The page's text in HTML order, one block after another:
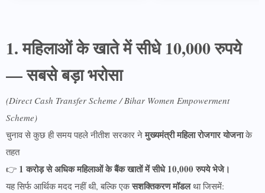
1. महिलाओं के खाते में सीधे 10,000 रुपये
— सबसे बड़ा भरोसा
(Direct Cash Transfer Scheme / Bihar Women Empowerment
Scheme)
चुनाव से कुछ ही समय पहले नीतीश सरकार नेमुख्यमंत्री महिला रोजगार योजनाके
तहत
👉 1 करोड़ से अधिक महिलाओं के बैंक खातों में सीधे 10,000 रुपये भेजे।
यह सिर्फ आर्थिक मदद नहीं थी, बल्कि एकसशक्तिकरण मॉडलथा जिसमें: